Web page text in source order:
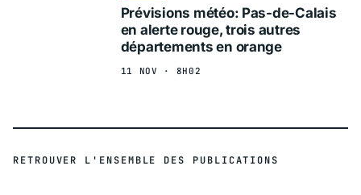
Prévisions météo: Pas-de-Calais
en alerte rouge, trois autres
départements en orange
11 NOV · 8H02
RETROUVER L'ENSEMBLE DES PUBLICATIONS